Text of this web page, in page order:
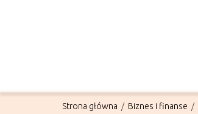
Strona główna / Biznes i finanse /